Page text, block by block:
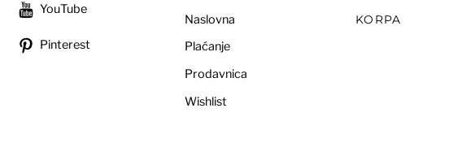
YouTube
Pinterest
Naslovna
Plaćanje
Prodavnica
Wishlist
KORPA